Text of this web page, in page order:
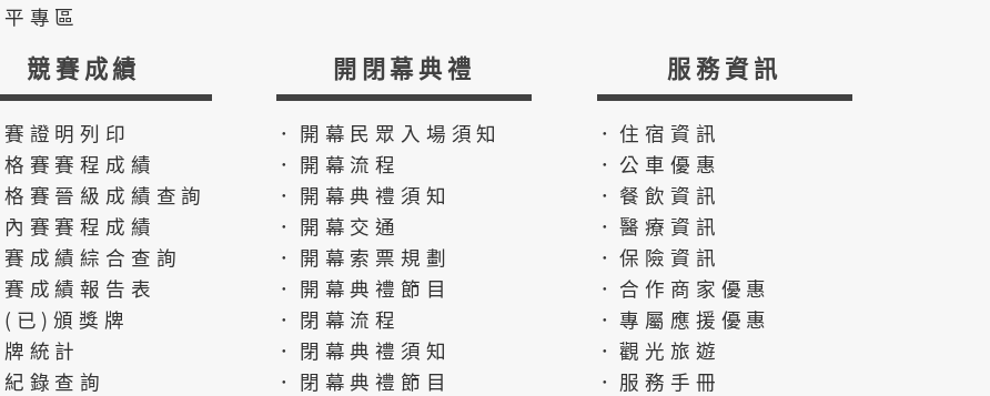
平專區
競賽成績
賽證明列印
格賽賽程成績
格賽晉級成績查詢
內賽賽程成績
賽成績綜合查詢
賽成績報告表
(已)頒獎牌
牌統計
紀錄查詢
開閉幕典禮
．開幕民眾入場須知
．開幕流程
．開幕典禮須知
．開幕交通
．開幕索票規劃
．開幕典禮節目
．閉幕流程
．閉幕典禮須知
．閉幕典禮節目
服務資訊
．住宿資訊
．公車優惠
．餐飲資訊
．醫療資訊
．保險資訊
．合作商家優惠
．專屬應援優惠
．觀光旅遊
．服務手冊